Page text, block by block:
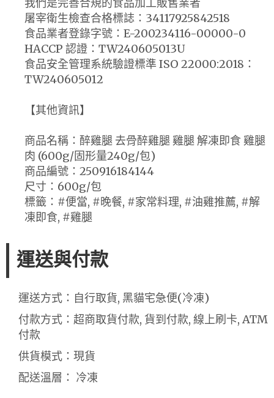
屠宰衛生檢查合格標誌：34117925842518
食品業者登錄字號：E-200234116-00000-0
HACCP 認證：TW240605013U
食品安全管理系統驗證標準 ISO 22000:2018：
TW240605012
【其他資訊】
商品名稱：醉雞腿 去骨醉雞腿 雞腿 解凍即食 雞腿
肉 (600g/固形量240g/包)
商品編號：250916184144
尺寸：600g/包
標籤：#便當, #晚餐, #家常料理, #油雞推薦, #解
凍即食, #雞腿
運送與付款
運送方式：自行取貨, 黑貓宅急便(冷凍)
付款方式：超商取貨付款, 貨到付款, 線上刷卡, ATM
付款
供貨模式：現貨
配送溫層： 冷凍